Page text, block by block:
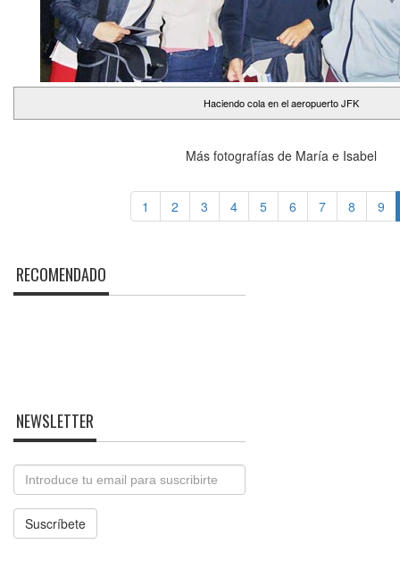
Haciendo cola en el aeropuerto JFK
Más fotografías de María e Isabel
1 2 3 4 5 6 7 8 9
RECOMENDADO
NEWSLETTER
Email
Suscríbete